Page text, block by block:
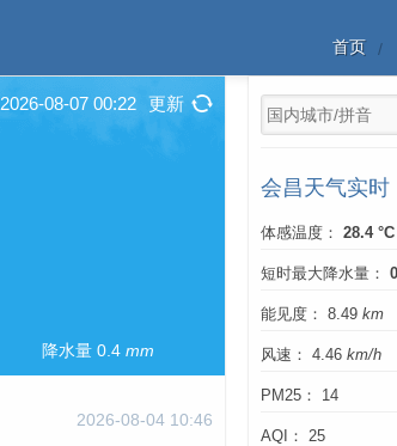
首页
2026-08-07 00:22 更新
降水量 0.4mm
2026-08-04 10:46
会昌天气实时
体感温度： 28.4 °C
短时最大降水量：
能见度： 8.49 km
风速： 4.46 km/h
PM25： 14
AQI： 25